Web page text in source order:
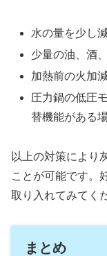
水の量を少し
少量の油、酒
加熱前の火加
圧力鍋の低圧
替機能がある場
以上の対策により
ことが可能です。
取り入れてみてく
まとめ